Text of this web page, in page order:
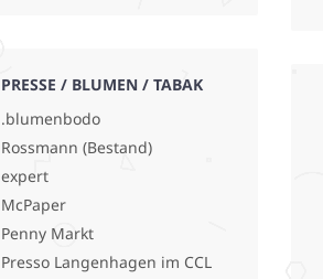
PRESSE / BLUMEN / TABAK
.blumenbodo
Rossmann (Bestand)
expert
McPaper
Penny Markt
Presso Langenhagen im CCL